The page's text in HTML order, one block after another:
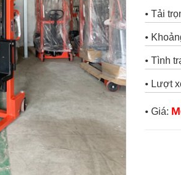
• Tải
•
• Tình
• Lượt
• Giá: